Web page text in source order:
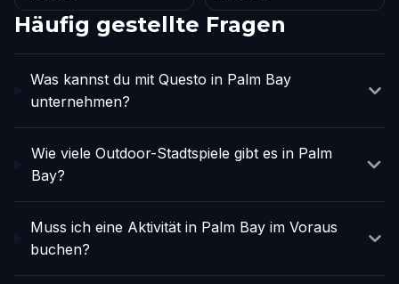
Häufig gestellte Fragen
Was kannst du mit Questo in Palm Bay
unternehmen?
Wie viele Outdoor-Stadtspiele gibt es in Palm
Bay?
Muss ich eine Aktivität in Palm Bay im Voraus
buchen?